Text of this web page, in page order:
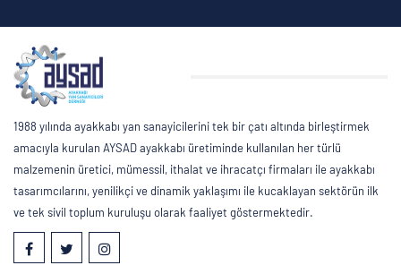
1988 yılında ayakkabı yan sanayicilerini tek bir çatı altında birleştirmek
amacıyla kurulan AYSAD ayakkabı üretiminde kullanılan her türlü
malzemenin üretici, mümessil, ithalat ve ihracatçı firmaları ile ayakkabı
tasarımcılarını, yenilikçi ve dinamik yaklaşımı ile kucaklayan sektörün ilk
ve tek sivil toplum kuruluşu olarak faaliyet göstermektedir.